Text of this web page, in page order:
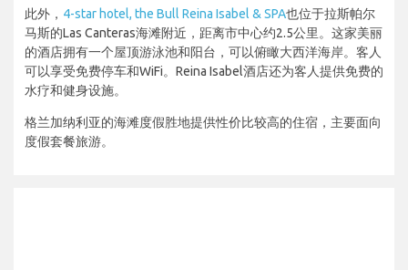
此外， 4-star hotel, the Bull Reina Isabel & SPA也位于拉斯帕尔
马斯的Las Canteras海滩附近，距离市中心约2.5公里。这家美丽
的酒店拥有一个屋顶游泳池和阳台，可以俯瞰大西洋海岸。客人
可以享受免费停车和WiFi。Reina Isabel酒店还为客人提供免费的
水疗和健身设施。
格兰加纳利亚的海滩度假胜地提供性价比较高的住宿，主要面向
度假套餐旅游。